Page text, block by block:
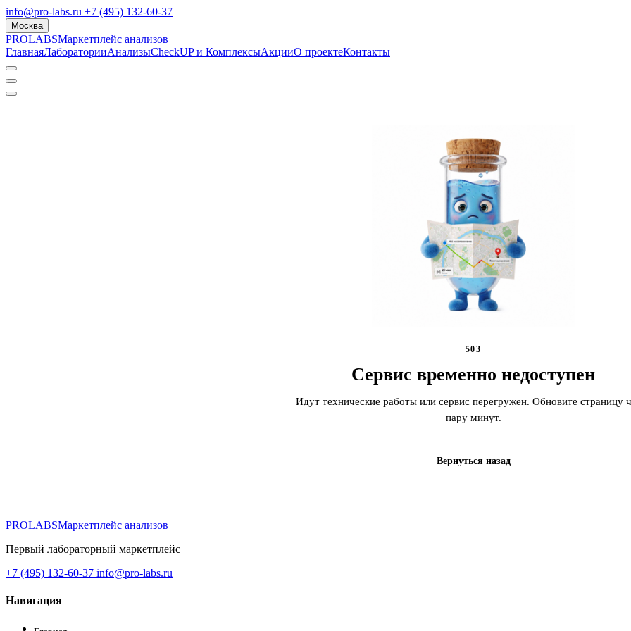
info@pro-labs.ru +7 (495) 132-60-37
Москва
PROLABSМаркетплейс анализов
ГлавнаяЛабораторииАнализыCheckUP и КомплексыАкцииО проектеКонтакты
503
Сервис временно недоступен
Идут технические работы или сервис перегружен. Обновите страницу
пару минут.
Вернуться назад
PROLABSМаркетплейс анализов
Первый лабораторный маркетплейс
+7 (495) 132-60-37 info@pro-labs.ru
Навигация